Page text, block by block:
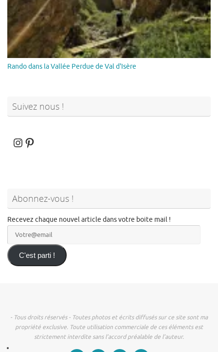
Rando dans la Vallée Perdue de Val d'Isère
Suivez nous !
Instagram
Pinterest
Abonnez-vous !
Recevez chaque nouvel article dans votre boite mail !
C'est parti !
- Tous droits réservés - Toutes photos et écrits diffusés sur ce site sont ma
propriété exclusive. Toute utilisation commerciale de ces éléments est
strictement interdite sans l’accord préalable de l’auteur.